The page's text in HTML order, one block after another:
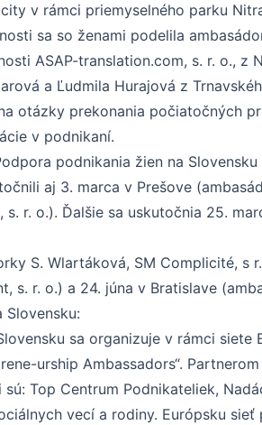
v rámci priemyselného parku
sa so ženami podelila
ASAP-translation.com, s. r. o.,
a Ľudmila Hurajová z
otázky prekonania počiatočných
v podnikaní.
podnikania žien na
aj 3. marca v Prešove
s. r. o.). Ďalšie sa uskutočnia 25.
S. Wlartáková, SM Complicité, s
s. r. o.) a 24. júna v Bratislave
sa organizuje v rámci
urship Ambassadors“.
Top Centrum Podnikateliek,
vecí a rodiny. Európsku